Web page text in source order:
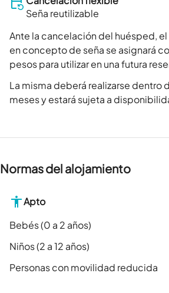
Seña reutilizable
Ante la cancelación del huésped,
en concepto de seña se asignará
pesos para utilizar en una futura
La misma deberá realizarse dentro
meses y estará sujeta a
Normas del alojamiento
Apto
Bebés (0 a 2 años)
Niños (2 a 12 años)
Personas con movilidad reducida